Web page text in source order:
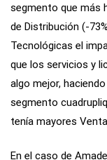
segmento que más
de Distribución (-
Tecnológicas el
que los servicios y
algo mejor,
segmento
tenía mayores
En el caso de